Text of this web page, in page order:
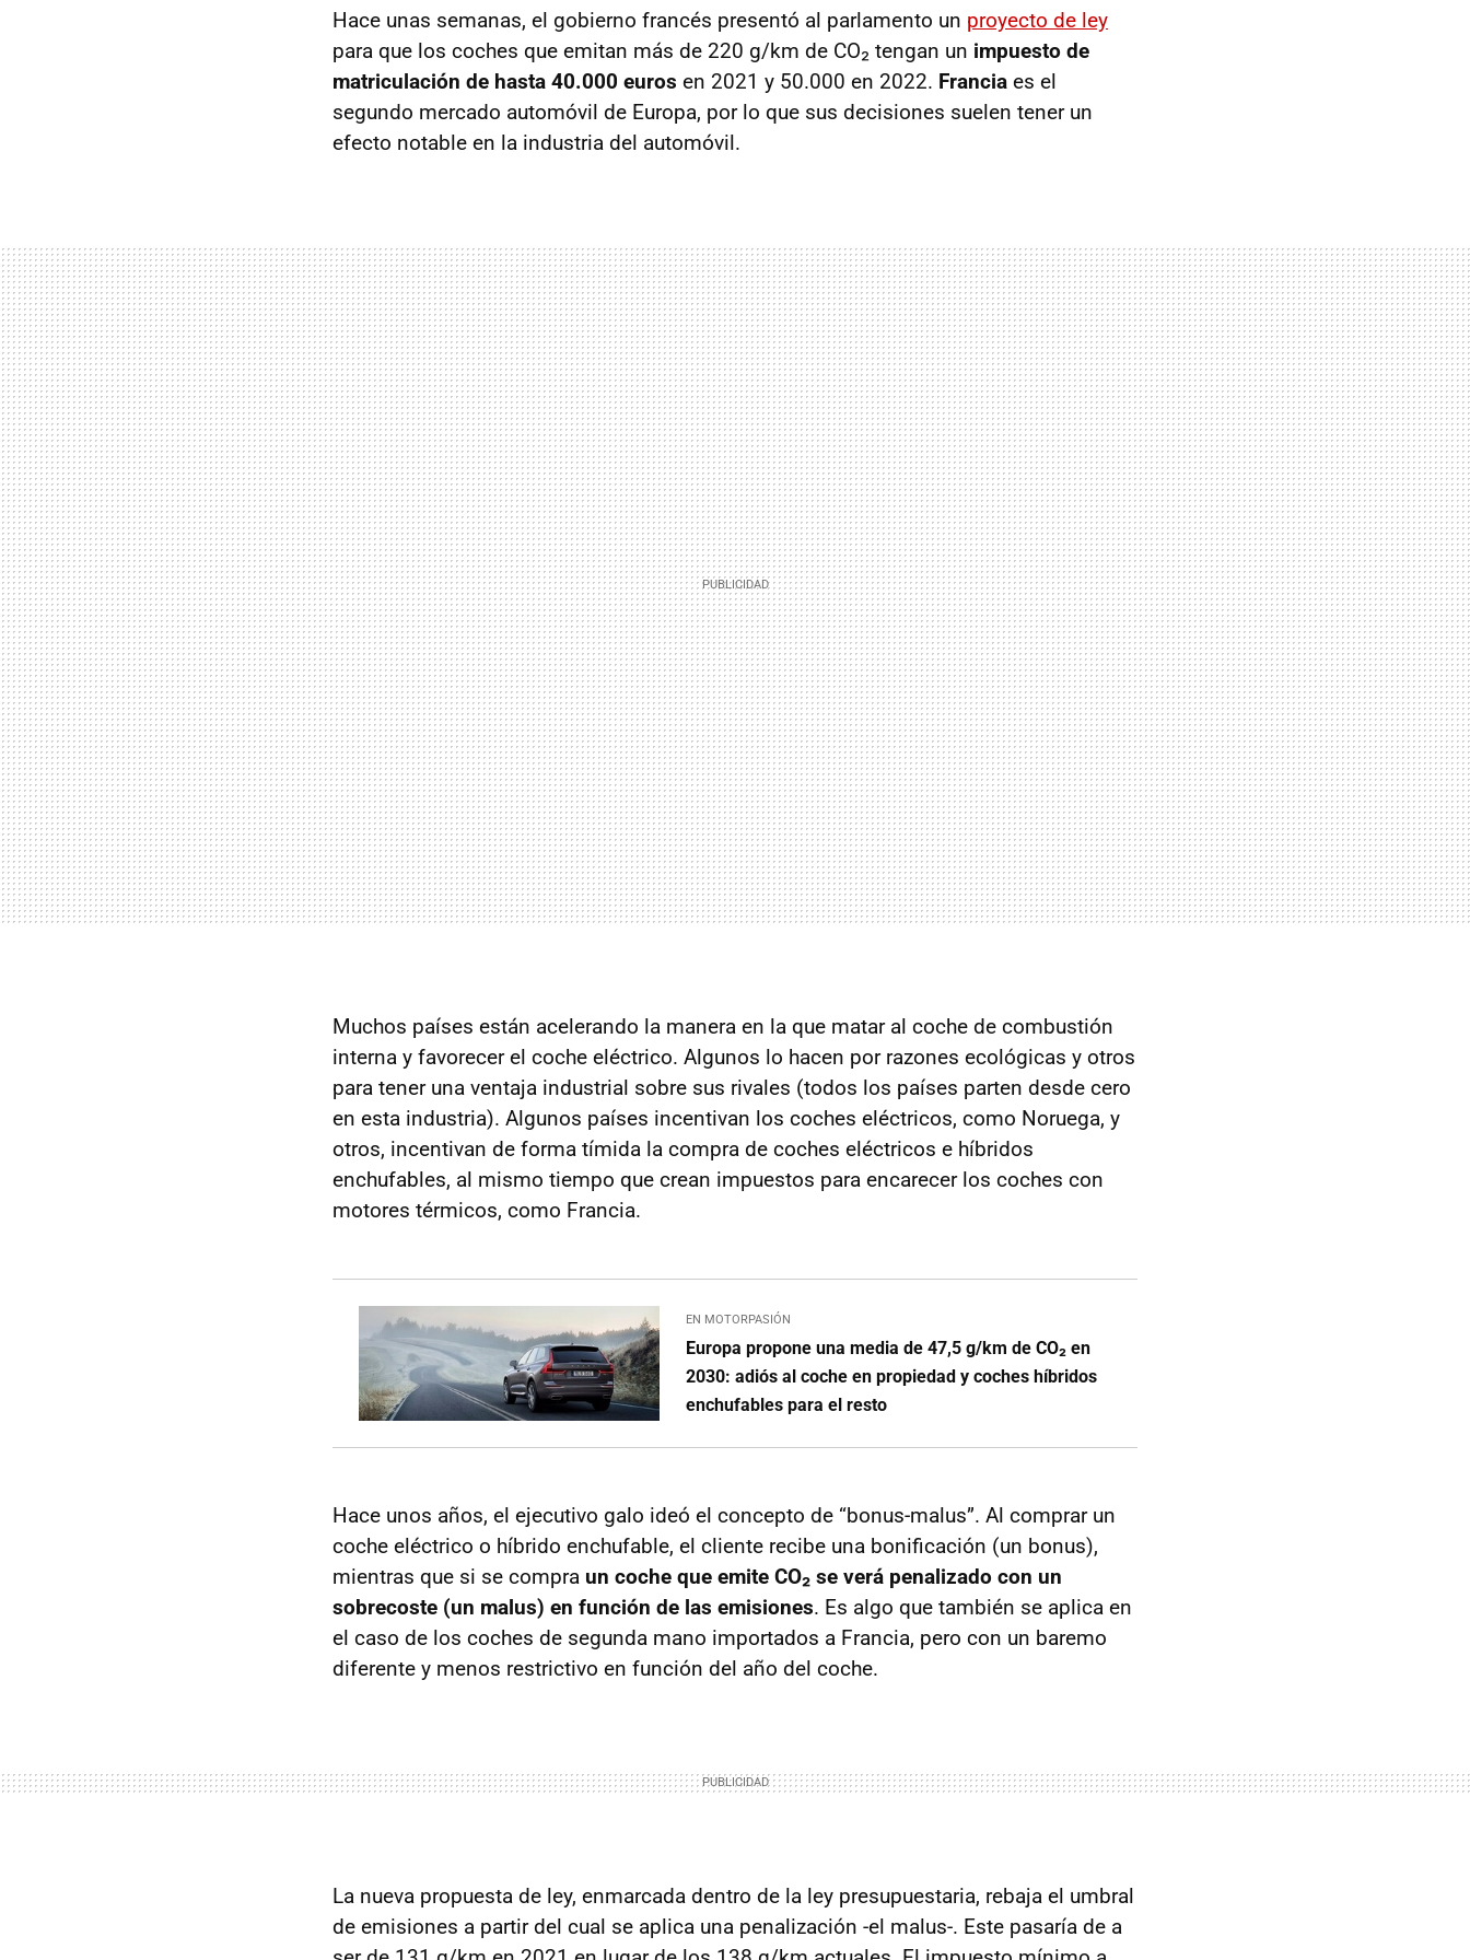
Hace unas semanas, el gobierno francés presentó al parlamento un proyecto de ley
para que los coches que emitan más de 220 g/km de CO₂ tengan un impuesto de
matriculación de hasta 40.000 euros en 2021 y 50.000 en 2022. Francia es el
segundo mercado automóvil de Europa, por lo que sus decisiones suelen tener un
efecto notable en la industria del automóvil.
Muchos países están acelerando la manera en la que matar al coche de combustión
interna y favorecer el coche eléctrico. Algunos lo hacen por razones ecológicas y otros
para tener una ventaja industrial sobre sus rivales (todos los países parten desde cero
en esta industria). Algunos países incentivan los coches eléctricos, como Noruega, y
otros, incentivan de forma tímida la compra de coches eléctricos e híbridos
enchufables, al mismo tiempo que crean impuestos para encarecer los coches con
motores térmicos, como Francia.
EN MOTORPASIÓN
Europa propone una media de 47,5 g/km de CO₂ en
2030: adiós al coche en propiedad y coches híbridos
enchufables para el resto
Hace unos años, el ejecutivo galo ideó el concepto de “bonus-malus”. Al comprar un
coche eléctrico o híbrido enchufable, el cliente recibe una bonificación (un bonus),
mientras que si se compra un coche que emite CO₂ se verá penalizado con un
sobrecoste (un malus) en función de las emisiones. Es algo que también se aplica en
el caso de los coches de segunda mano importados a Francia, pero con un baremo
diferente y menos restrictivo en función del año del coche.
La nueva propuesta de ley, enmarcada dentro de la ley presupuestaria, rebaja el umbral
de emisiones a partir del cual se aplica una penalización -el malus-. Este pasaría de a